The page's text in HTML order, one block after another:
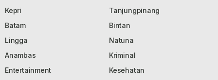
Kepri
Tanjungpinang
Batam
Bintan
Lingga
Natuna
Anambas
Kriminal
Entertainment
Kesehatan